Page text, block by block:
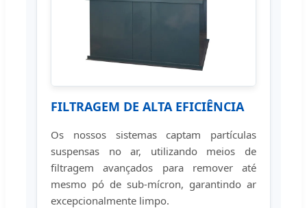
FILTRAGEM DE ALTA EFICIÊNCIA
Os nossos sistemas captam partículas
suspensas no ar, utilizando meios de
filtragem avançados para remover até
mesmo pó de sub-mícron, garantindo ar
excepcionalmente limpo.